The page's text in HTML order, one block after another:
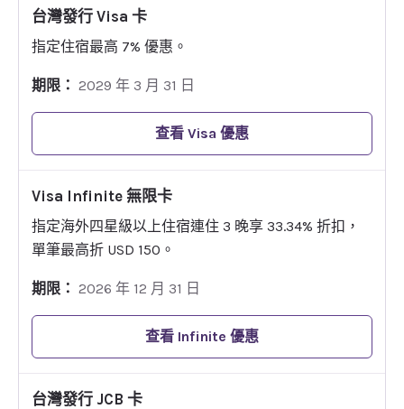
台灣發行 Visa 卡
指定住宿最高 7% 優惠。
期限： 2029 年 3 月 31 日
查看 Visa 優惠
Visa Infinite 無限卡
指定海外四星級以上住宿連住 3 晚享 33.34% 折扣，
單筆最高折 USD 150。
期限： 2026 年 12 月 31 日
查看 Infinite 優惠
台灣發行 JCB 卡